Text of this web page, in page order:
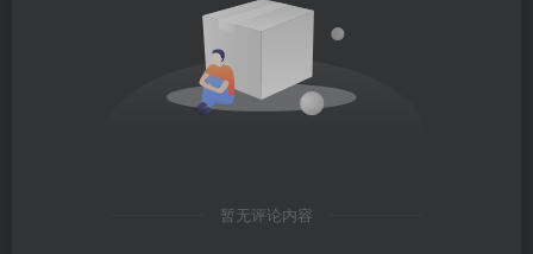
暂无评论内容